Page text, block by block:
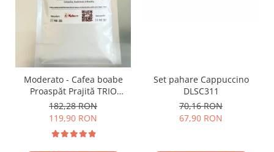
Moderato - Cafea boabe
Proaspăt Prajită TRIO
SELECT by Răzvan
Păunescu, blend 100%
Arabica
182,28 RON
119,90 RON
Set pahare Cappuccino
DLSC311
70,16 RON
67,90 RON